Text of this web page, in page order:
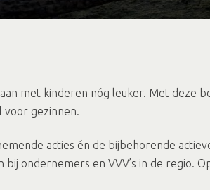
met kinderen nóg leuker. Met deze
voor gezinnen.
acties én de bijbehorende
ondernemers en VVV’s in de regio.